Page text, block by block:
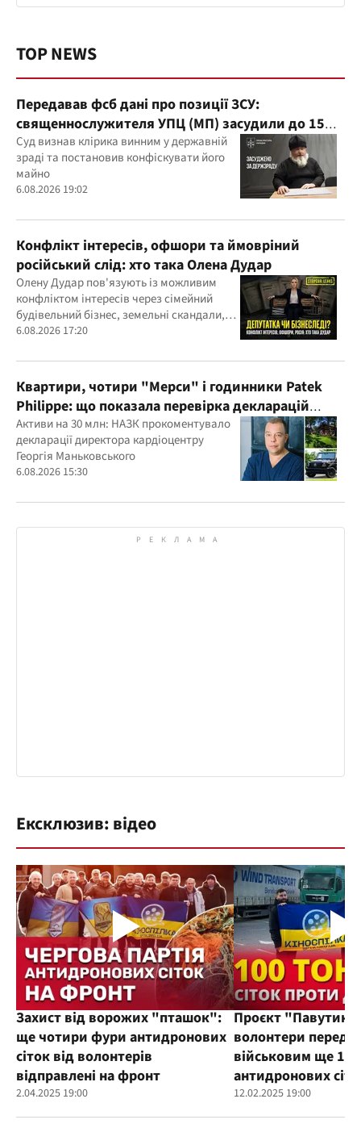
TOP NEWS
Передавав фсб дані про позиції ЗСУ:
священнослужителя УПЦ (МП) засудили до 15
років
Суд визнав клірика винним у державній
зраді та постановив конфіскувати його
майно
6.08.2026 19:02
Конфлікт інтересів, офшори та ймовріний
російський слід: хто така Олена Дудар
Олену Дудар пов'язують із можливим
конфліктом інтересів через сімейний
будівельний бізнес, земельні скандали,
судові справи
6.08.2026 17:20
Квартири, чотири "Мерси" і годинники Patek
Philippe: що показала перевірка декларацій
керівника дитячого кардіоцентру
Маньковського і що каже НАЗК?
Активи на 30 млн: НАЗК прокоментувало
декларації директора кардіоцентру
Георгія Маньковського
6.08.2026 15:30
Ексклюзив: відео
Захист від ворожих "пташок":
ще чотири фури антидронових
сіток від волонтерів
відправлені на фронт
2.04.2025 19:00
Проєкт
волонтери
військовим ще
антидронових
12.02.2025 19:00